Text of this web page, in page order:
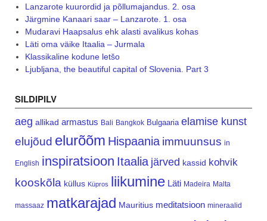
Lanzarote kuurordid ja põllumajandus. 2. osa
Järgmine Kanaari saar – Lanzarote. 1. osa
Mudaravi Haapsalus ehk alasti avalikus kohas
Läti oma väike Itaalia – Jurmala
Klassikaline kodune letšo
Ljubljana, the beautiful capital of Slovenia. Part 3
SILDIPILV
aeg allikad armastus Bali Bangkok Bulgaaria elamise kunst
elujõud elurõõm Hispaania immuunsus in
English inspiratsioon Itaalia järved kassid kohvik
kooskõla küllus Küpros liikumine Läti Madeira Malta
massaaz matkarajad Mauritius meditatsioon mineraalid